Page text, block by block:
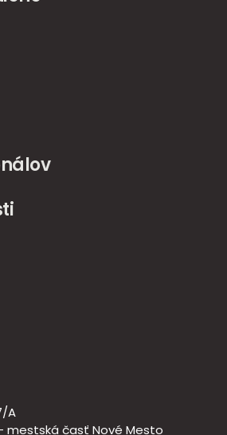
A
mestská časť Nové Mesto